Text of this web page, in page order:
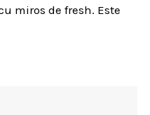
miros de fresh. Este